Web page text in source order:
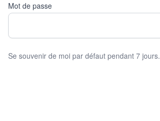
Mot de passe
Se souvenir de moi par défaut pendant 7 jours.